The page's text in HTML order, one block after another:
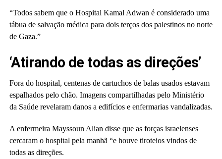
“Todos sabem que o Hospital Kamal Adwan é considerado uma
tábua de salvação médica para dois terços dos palestinos no norte
de Gaza.”
‘Atirando de todas as direções’
Fora do hospital, centenas de cartuchos de balas usados ​​estavam
espalhados pelo chão. Imagens compartilhadas pelo Ministério
da Saúde revelaram danos a edifícios e enfermarias vandalizadas.
A enfermeira Mayssoun Alian disse que as forças israelenses
cercaram o hospital pela manhã “e houve tiroteios vindos de
todas as direções.